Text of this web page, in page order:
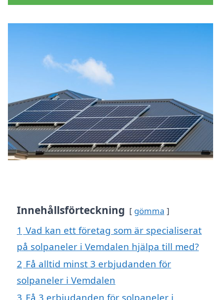
Innehållsförteckning gömma
1 Vad kan ett företag som är specialiserat
på solpaneler i Vemdalen hjälpa till med?
2 Få alltid minst 3 erbjudanden för
solpaneler i Vemdalen
3 Få 3 erbjudanden för solpaneler i